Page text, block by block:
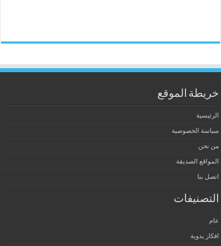
خريطة الموقع
الرئيسية
سياسة الخصوصية
من نحن
المواقع الصديقة
اتصل بنا
التصنيفات
عام
افكار يدوية